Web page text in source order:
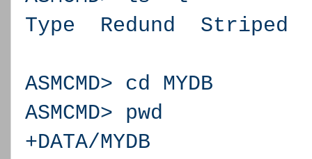
Type Redund
ASMCMD> cd MYDB
ASMCMD> pwd
+DATA/MYDB